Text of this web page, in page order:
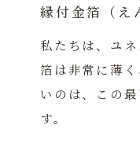
縁付金箔（え
私たちは、ユ
箔は非常に薄
いのは、この
す。